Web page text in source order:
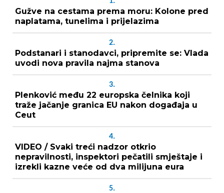
Gužve na cestama prema moru: Kolone pred
naplatama, tunelima i prijelazima
2.
Podstanari i stanodavci, pripremite se: Vlada
uvodi nova pravila najma stanova
3.
Plenković među 22 europska čelnika koji
traže jačanje granica EU nakon događaja u
Ceut
4.
VIDEO / Svaki treći nadzor otkrio
nepravilnosti, inspektori pečatili smještaje i
izrekli kazne veće od dva milijuna eura
5.